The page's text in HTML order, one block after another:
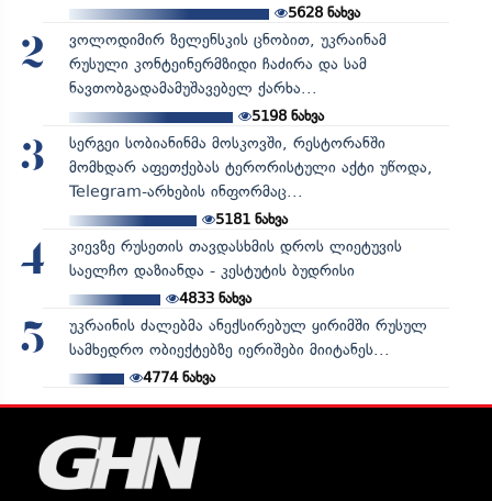
5628 ნახვა
2
ვოლოდიმირ ზელენსკის ცნობით, უკრაინამ
რუსული კონტეინერმზიდი ჩაძირა და სამ
ნავთობგადამამუშავებელ ქარხა...
5198ნახვა
3
სერგეი სობიანინმა მოსკოვში, რესტორანში
მომხდარ აფეთქებას ტერორისტული აქტი უწოდა,
Telegram-არხების ინფორმაც...
5181ნახვა
4
კიევზე რუსეთის თავდასხმის დროს ლიეტუვის
საელჩო დაზიანდა - კესტუტის ბუდრისი
4833ნახვა
5
უკრაინის ძალებმა ანექსირებულ ყირიმში რუსულ
სამხედრო ობიექტებზე იერიშები მიიტანეს...
4774ნახვა